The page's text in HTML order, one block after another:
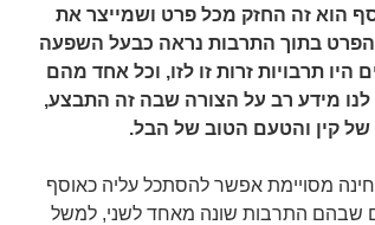
הוא זה החזק מכל פרט ושמייצר את
בתוך התרבות נראה כבעל השפעה
תרבויות זרות זו לזו, וכל אחד מהם
מידע רב על הצורה שבה זה התבצע,
קין והטעם הטוב של הבל.
מסויימת אפשר להסתכל עליה כאוסף
שבהם התרבות שונה מאחד לשני, למשל